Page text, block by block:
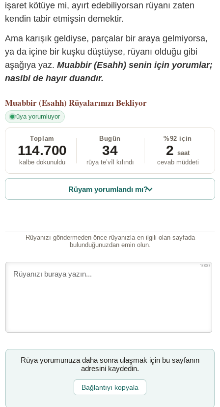
işaret kötüye mi, ayırt edebiliyorsan rüyanı zaten
kendin tabir etmişsin demektir.
Ama karışık geldiyse, parçalar bir araya gelmiyorsa,
ya da içine bir kuşku düştüyse, rüyanı olduğu gibi
aşağıya yaz. Muabbir (Esahh) senin için yorumlar;
nasibi de hayır duandır.
Muabbir (Esahh) Rüyalarınızı Bekliyor
rüya yorumluyor
Toplam
114.700
kalbe dokunuldu
Bugün
34
rüya te’vîl kılındı
%92 için
2 saat
cevab müddeti
Rüyam yorumlandı mı?
Rüyanızı göndermeden önce rüyanızla en ilgili olan sayfada
bulunduğunuzdan emin olun.
1000
Rüya yorumunuza daha sonra ulaşmak için bu sayfanın
adresini kaydedin.
Bağlantıyı kopyala